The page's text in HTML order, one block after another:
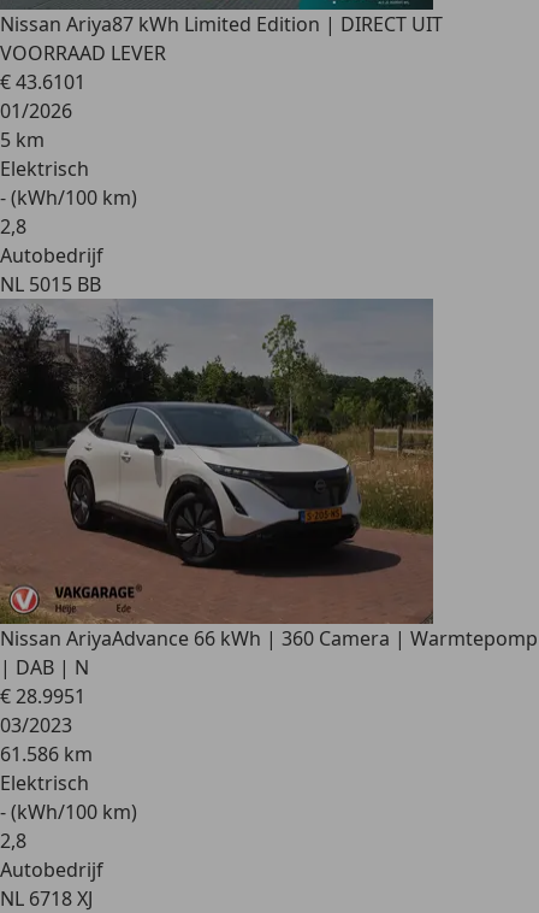
Nissan Ariya87 kWh Limited Edition | DIRECT UIT
VOORRAAD LEVER
€ 43.6101
01/2026
5 km
Elektrisch
- (kWh/100 km)
2,8
Autobedrijf
NL 5015 BB
Nissan AriyaAdvance 66 kWh | 360 Camera | Warmtepomp
| DAB | N
€ 28.9951
03/2023
61.586 km
Elektrisch
- (kWh/100 km)
2,8
Autobedrijf
NL 6718 XJ